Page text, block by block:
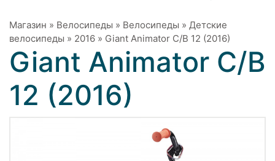
Магазин » Велосипеды » Велосипеды » Детские
велосипеды » 2016 » Giant Animator C/B 12 (2016)
Giant Animator C/B
12 (2016)